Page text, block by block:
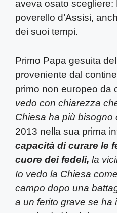
aveva osato scegliere:
poverello d’Assisi,
dei suoi tempi.
Primo Papa gesuita
proveniente dal
primo non europeo da
vedo con chiarezza
Chiesa ha più bisogno
2013 nella sua prima
capacità di curare le
cuore dei fedeli, la
Io vedo la Chiesa
campo dopo una
a un ferito grave se ha